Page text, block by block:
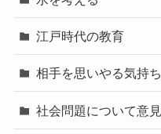
江戸時代の教育
相手を思いやる気持ち
社会問題について意見